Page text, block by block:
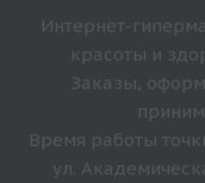
Интернет-
красоты и
Заказы,
Время работы
ул.